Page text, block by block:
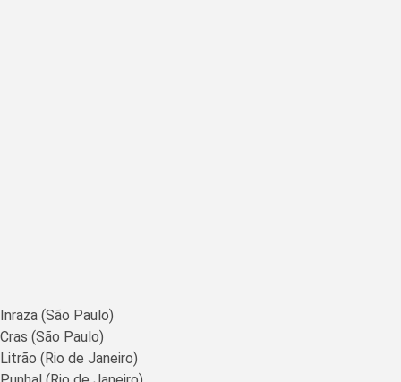
Inraza (São Paulo)
Cras (São Paulo)
Litrão (Rio de Janeiro)